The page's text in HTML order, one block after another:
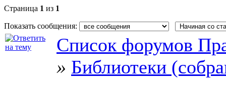
Страница 1 из 1
Показать сообщения:
Список форумов
» Библиотеки